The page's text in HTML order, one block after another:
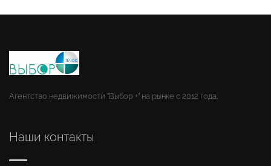
Агентство недвижимости "Выбор +" на рынке с 2012 года.
Наши контакты